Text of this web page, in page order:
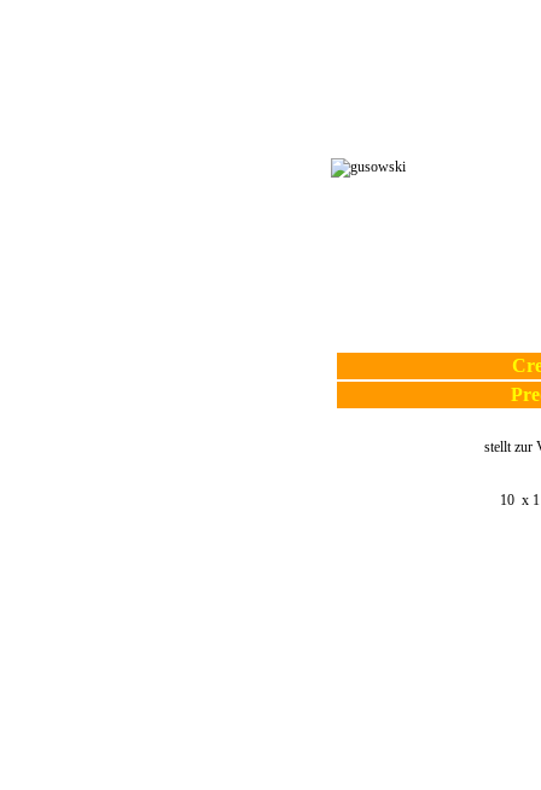
stellt zur
10 x 1